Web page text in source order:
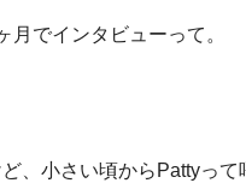
でインタビューって。
、小さい頃からPattyって